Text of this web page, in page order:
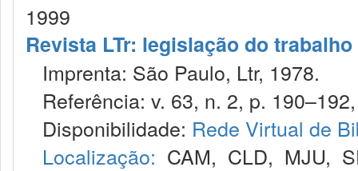
1999
Revista LTr: legislação do trabalho
Imprenta: São Paulo, Ltr, 1978.
Referência: v. 63, n. 2, p.
Disponibilidade: Rede Virtual de
Localização: CAM, CLD, MJU,